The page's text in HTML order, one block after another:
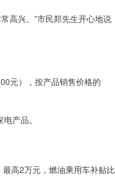
高兴。”市民郑先生开心地说
元），按产品销售价格的
产品。
高2万元，燃油乘用车补贴比